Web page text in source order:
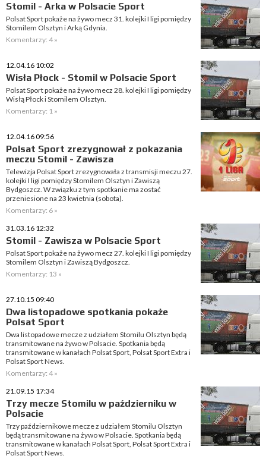
Stomil - Arka w Polsacie Sport
Polsat Sport pokaże na żywo mecz 31. kolejki I ligi pomiędzy
Stomilem Olsztyn i Arką Gdynia.
Komentarzy: 4 »
12.04.16 10:02
Wisła Płock - Stomil w Polsacie Sport
Polsat Sport pokaże na żywo mecz 28. kolejki I ligi pomiędzy
Wisłą Płock i Stomilem Olsztyn.
Komentarzy: 1 »
12.04.16 09:56
Polsat Sport zrezygnował z pokazania
meczu Stomil - Zawisza
Telewizja Polsat Sport zrezygnowała z transmisji meczu 27.
kolejki I ligi pomiędzy Stomilem Olsztyn i Zawiszą
Bydgoszcz. W związku z tym spotkanie ma zostać
przeniesione na 23 kwietnia (sobota).
Komentarzy: 6 »
31.03.16 12:32
Stomil - Zawisza w Polsacie Sport
Polsat Sport pokaże na żywo mecz 27. kolejki I ligi pomiędzy
Stomilem Olsztyn i Zawiszą Bydgoszcz.
Komentarzy: 13 »
27.10.15 09:40
Dwa listopadowe spotkania pokaże
Polsat Sport
Dwa listopadowe mecze z udziałem Stomilu Olsztyn będą
transmitowane na żywo w Polsacie. Spotkania będą
transmitowane w kanałach Polsat Sport, Polsat Sport Extra i
Polsat Sport News.
Komentarzy: 4 »
21.09.15 17:34
Trzy mecze Stomilu w październiku w
Polsacie
Trzy październikowe mecze z udziałem Stomilu Olsztyn
będą transmitowane na żywo w Polsacie. Spotkania będą
transmitowane w kanałach Polsat Sport, Polsat Sport Extra i
Polsat Sport News.